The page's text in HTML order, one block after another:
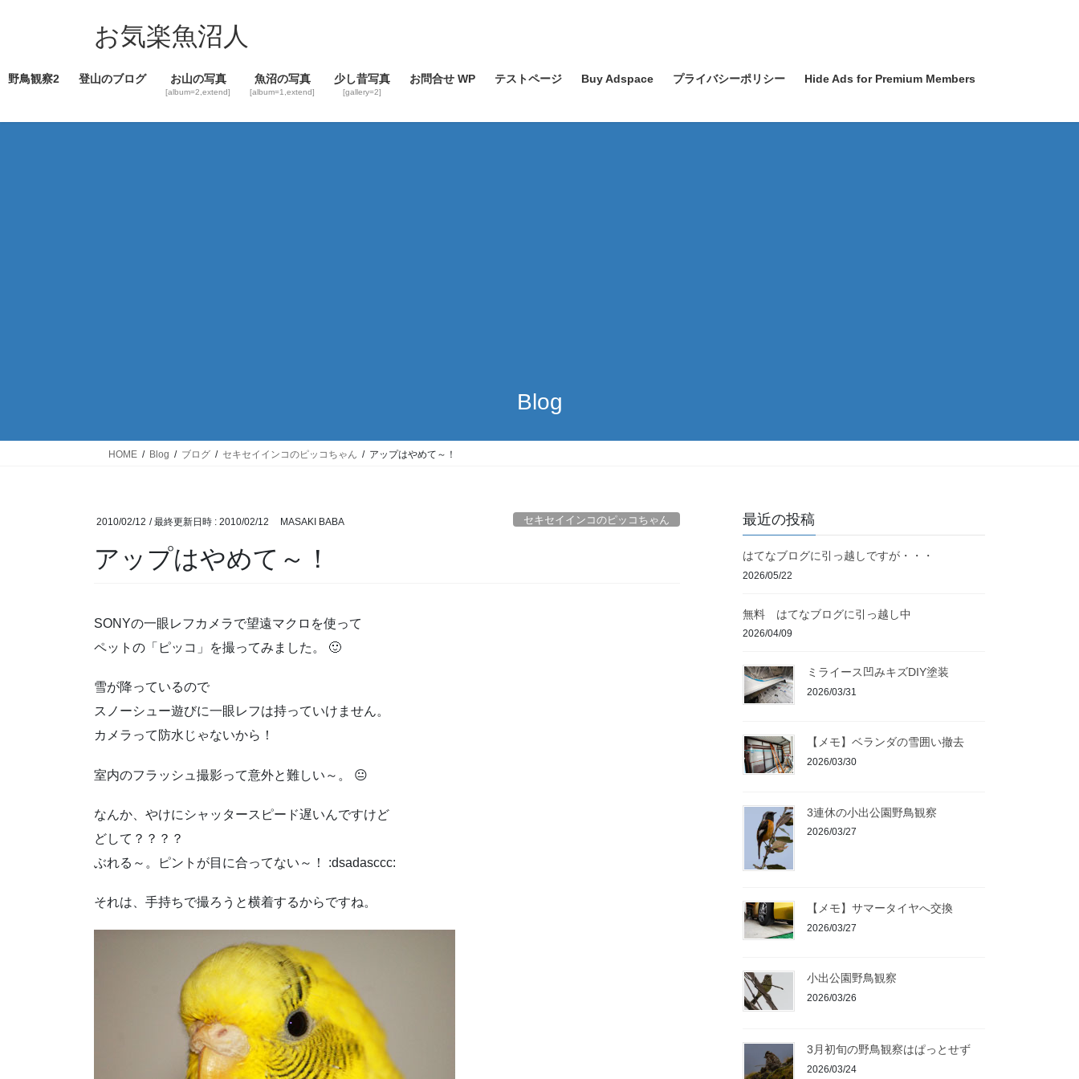
ツ
ス
シ
ン
お気楽魚沼人
野鳥観察2 登山のブログ お山の写真
[album=2,extend]
魚沼の写真
[album=1,extend]
少し昔写真
[gallery=2]
お問合せ WP テストページ Buy Adspace プライバシーポリシー Hide Ads for Premium Members
Blog
HOME Blog ブログ セキセイインコのピッコちゃん アップはやめて～！
2010/02/12 / 最終更新日時 : 2010/02/12 MASAKI BABA セキセイインコのピッコちゃん
アップはやめて～！
SONYの一眼レフカメラで望遠マクロを使って
ペットの「ピッコ」を撮ってみました。 🙂
雪が降っているので
スノーシュー遊びに一眼レフは持っていけません。
カメラって防水じゃないから！
室内のフラッシュ撮影って意外と難しい～。 😐
なんか、やけにシャッタースピード遅いんですけど
どして？？？？
ぶれる～。ピントが目に合ってない～！ :dsadasccc:
それは、手持ちで撮ろうと横着するからですね。
最近の投稿
はてなブログに引っ越しですが・・・
2026/05/22
無料 はてなブログに引っ越し中
2026/04/09
ミライース凹みキズDIY塗装
2026/03/31
【メモ】ベランダの雪囲い撤去
2026/03/30
3連休の小出公園野鳥観察
2026/03/27
【メモ】サマータイヤへ交換
2026/03/27
小出公園野鳥観察
2026/03/26
3月初旬の野鳥観察はぱっとせず
2026/03/24